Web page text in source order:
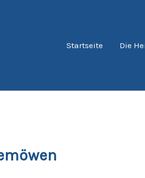
Startseite
Die